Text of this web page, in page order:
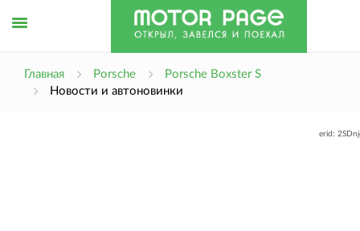
Главная Porsche
Porsche Boxster S
Новости и автоновинки
erid: